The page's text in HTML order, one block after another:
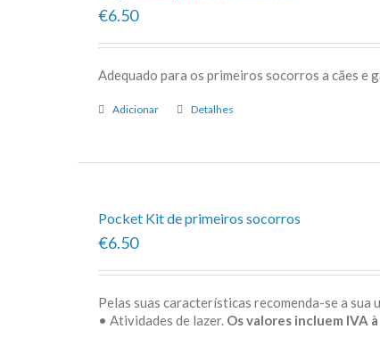
€6.50
Adequado para os primeiros socorros a cães e
Adicionar Detalhes
Pocket Kit de primeiros socorros
€6.50
Pelas suas características recomenda-se a
• Atividades de lazer. Os valores incluem IVA